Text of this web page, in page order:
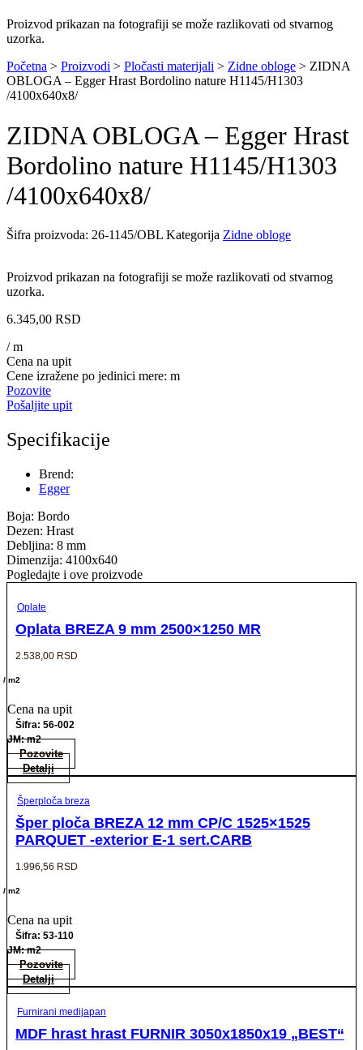
Proizvod prikazan na fotografiji se može razlikovati od stvarnog
uzorka.
Početna > Proizvodi > Pločasti materijali > Zidne obloge > ZIDNA
OBLOGA – Egger Hrast Bordolino nature H1145/H1303
/4100x640x8/
ZIDNA OBLOGA – Egger Hrast
Bordolino nature H1145/H1303
/4100x640x8/
Šifra proizvoda: 26-1145/OBL Kategorija Zidne obloge
Proizvod prikazan na fotografiji se može razlikovati od stvarnog
uzorka.
6.345,00 RSD
/ m
Cena na upit
Cene izražene po jedinici mere: m
Pozovite
Pošaljite upit
Specifikacije
Brend:
Egger
Boja: Bordo
Dezen: Hrast
Debljina: 8 mm
Dimenzija: 4100x640
Pogledajte i ove proizvode
Oplate
Oplata BREZA 9 mm 2500×1250 MR
2.538,00 RSD
/ m2
Cena na upit
Šifra: 56-002
JM: m2
Pozovite
Detalji
Šperploča breza
Šper ploča BREZA 12 mm CP/C 1525×1525
PARQUET -exterior E-1 sert.CARB
1.996,56 RSD
/ m2
Cena na upit
Šifra: 53-110
JM: m2
Pozovite
Detalji
Furnirani medijapan
MDF hrast hrast FURNIR 3050x1850x19 „BEST“